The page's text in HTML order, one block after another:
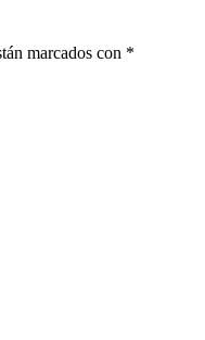
marcados con *